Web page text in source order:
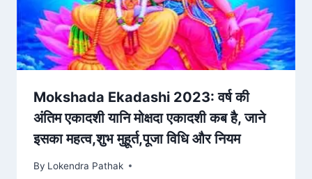
Mokshada Ekadashi 2023: वर्ष की
अंतिम एकादशी यानि मोक्षदा एकादशी कब है, जाने
इसका महत्व,शुभ मुहूर्त,पूजा विधि और नियम
By Lokendra Pathak